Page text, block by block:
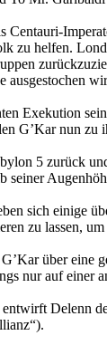
Centauri-
zu helfen.
ausgestochen
Exekution
G’Kar nun zu
5 zurück
seiner
sich einige
zu lassen,
über eine
nur auf einer
Delenn